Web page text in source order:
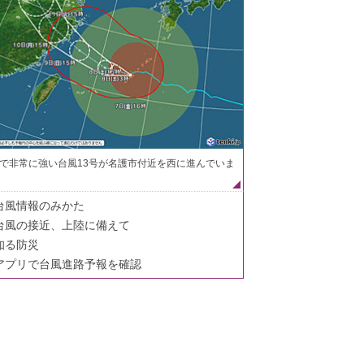
非常に強い台風13号が名護市付近を西に進んでいま
風情報のみかた
風の接近、上陸に備えて
る防災
プリで台風進路予報を確認